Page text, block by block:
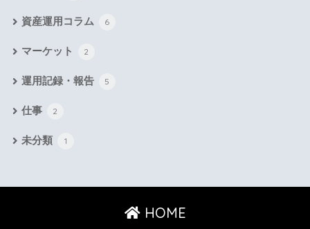
資産運用コラム 6
マーケット 2
運用記録・報告 5
仕事 2
未分類 1
HOME